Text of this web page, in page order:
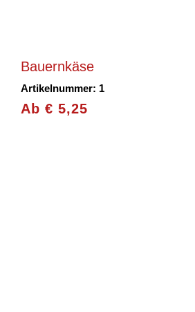
Bauernkäse
Artikelnummer: 1
Ab € 5,25